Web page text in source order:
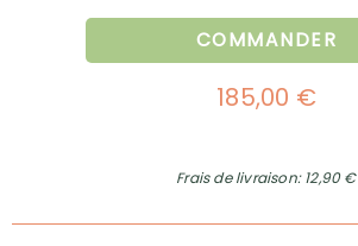
COMMANDER
185,00 €
Frais de livraison: 12,90 €